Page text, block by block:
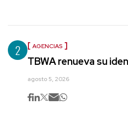
2 AGENCIAS
TBWA renueva su
agosto 5, 2026